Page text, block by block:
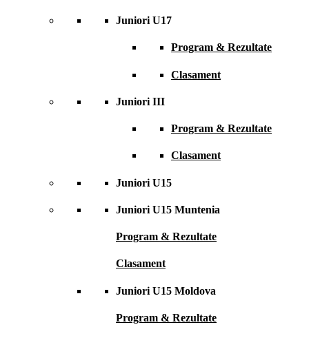
Juniori U17
Program & Rezultate
Clasament
Juniori III
Program & Rezultate
Clasament
Juniori U15
Juniori U15 Muntenia
Program & Rezultate
Clasament
Juniori U15 Moldova
Program & Rezultate